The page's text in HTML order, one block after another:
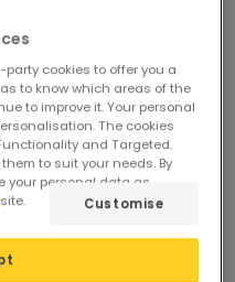
cookies to offer you a
to know which areas of the
to improve it. Your personal
The cookies
and Targeted.
to suit your needs. By
your personal data as
site. Customise